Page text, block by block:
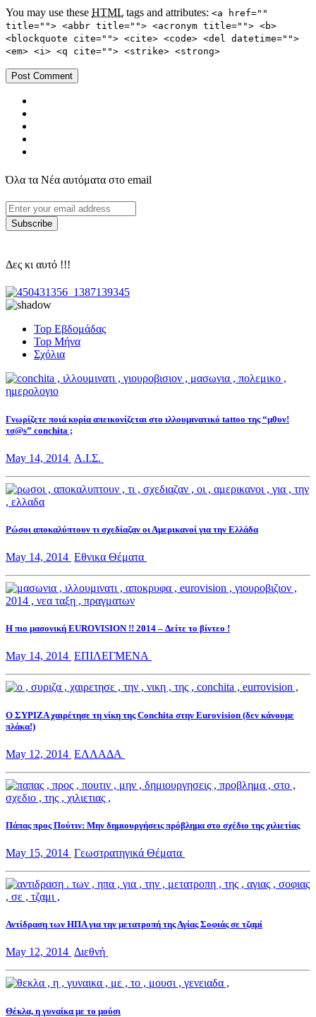
You may use these HTML tags and attributes: <a href=""
title=""> <abbr title=""> <acronym title=""> <b>
<blockquote cite=""> <cite> <code> <del datetime="">
<em> <i> <q cite=""> <strike> <strong>
Όλα τα Νέα αυτόματα στο email
Δες κι αυτό !!!
Top Εβδομάδας
Top Μήνα
Σχόλια
Γνωρίζετε ποιά κυρία απεικονίζεται στο ιλλουμινατικό tattoo της “μ0υν!
τσ@s” conchita ;
May 14, 2014 Α.Ι.Σ.
Ρώσοι αποκαλύπτουν τι σχεδίαζαν οι Αμερικανοί για την Ελλάδα
May 14, 2014 Εθνικα Θέματα
Η πιο μασονική EUROVISION !! 2014 – Δείτε το βίντεο !
May 14, 2014 ΕΠΙΛΕΓΜΕΝΑ
Ο ΣΥΡΙΖΑ χαιρέτησε τη νίκη της Conchita στην Eurovision (δεν κάνουμε
πλάκα!)
May 12, 2014 ΕΛΛΑΔΑ
Πάπας προς Πούτιν: Μην δημιουργήσεις πρόβλημα στο σχέδιο της χιλιετίας
May 15, 2014 Γεωστρατηγικά Θέματα
Αντίδραση των ΗΠΑ για την μετατροπή της Αγίας Σοφιάς σε τζαμί
May 12, 2014 Διεθνή
Θέκλα, η γυναίκα με το μούσι